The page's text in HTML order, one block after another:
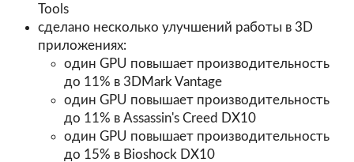
Tools
сделано несколько улучшений работы в 3D
приложениях:
один GPU повышает производительность
до 11% в 3DMark Vantage
один GPU повышает производительность
до 11% в Assassin's Creed DX10
один GPU повышает производительность
до 15% в Bioshock DX10